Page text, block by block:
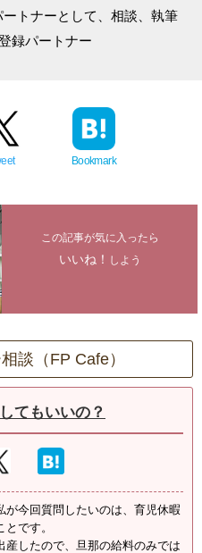
トナーとして、相談、執筆
録パートナー
Bookmark
この記事が気に入ったら
いいね！ しよう
談（FP Cafe）
てもいいの？
今回質問したいのは、育児休暇
です。
したので、旦那の給料のみでは